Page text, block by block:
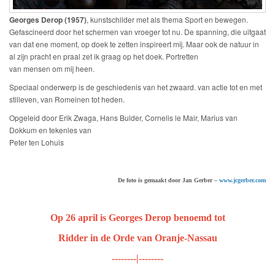
Georges Derop (1957), kunstschilder met als thema Sport en bewegen.
Gefascineerd door het schermen van vroeger tot nu. De spanning, die uitgaat
van dat ene moment, op doek te zetten inspireert mij. Maar ook de natuur in
al zijn pracht en praal zet ik graag op het doek. Portretten
van mensen om mij heen.
Speciaal onderwerp is de geschiedenis van het zwaard. van actie tot en met
stilleven, van Romeinen tot heden.
Opgeleid door Erik Zwaga, Hans Bulder, Cornelis le Mair, Marius van
Dokkum en tekenles van
Peter ten Lohuis
De foto is gemaakt door Jan Gerber – www.jcgerber.com
Op 26 april is Georges Derop benoemd tot
Ridder in de Orde van Oranje-Nassau
--------|--------